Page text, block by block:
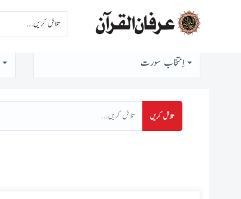
اِنتخاب سورت
تلاش کریں